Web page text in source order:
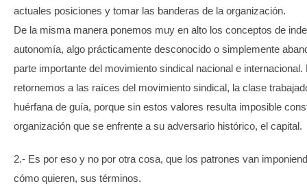
actuales posiciones y tomar las banderas de la organización.
De la misma manera ponemos muy en alto los conceptos de
autonomía, algo prácticamente desconocido o simplemente
parte importante del movimiento sindical nacional e internacional.
retornemos a las raíces del movimiento sindical, la clase
huérfana de guía, porque sin estos valores resulta imposible
organización que se enfrente a su adversario histórico, el capital.
2.- Es por eso y no por otra cosa, que los patrones van
cómo quieren, sus términos.